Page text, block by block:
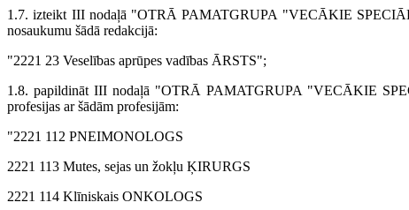
1.7. izteikt III nodaļā "OTRĀ PAMATGRUPA "VECĀKIE
nosaukumu šādā redakcijā:
"2221 23 Veselības aprūpes vadības ĀRSTS";
1.8. papildināt III nodaļā "OTRĀ PAMATGRUPA "VECĀKIE
profesijas ar šādām profesijām:
"2221 112 PNEIMONOLOGS
2221 113 Mutes, sejas un žokļu ĶIRURGS
2221 114 Klīniskais ONKOLOGS